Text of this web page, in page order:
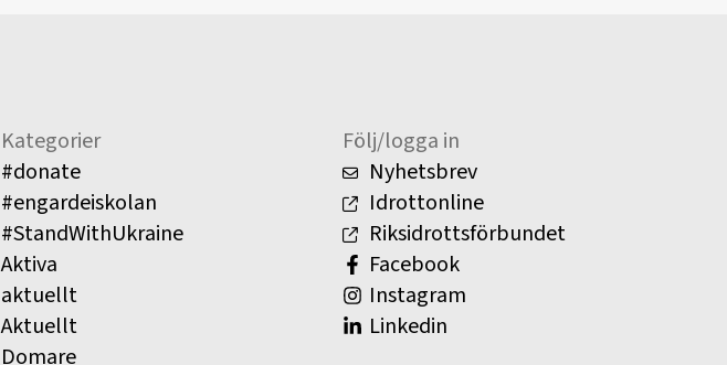
Kategorier
#donate
#engardeiskolan
#StandWithUkraine
Aktiva
aktuellt
Aktuellt
Domare
Följ/logga in
Nyhetsbrev
Idrottonline
Riksidrottsförbundet
Facebook
Instagram
Linkedin